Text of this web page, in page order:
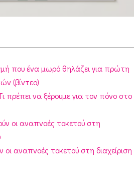
που ένα μωρό θηλάζει για πρώτη
(βίντεο)
πρέπει να ξέρουμε για τον πόνο στο
οι αναπνοές τοκετού στη
αναπνοές τοκετού στη διαχείριση